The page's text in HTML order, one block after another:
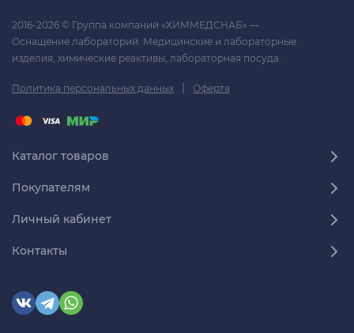
2016-2026 © Группа компаний «ХИММЕДСНАБ» —
Оснащение лабораторий. Медицинские и лабораторные
изделия, химические реактивы, лабораторная посуда.
Политика персональных данных | Оферта
Каталог товаров
Покупателям
Личный кабинет
Контакты